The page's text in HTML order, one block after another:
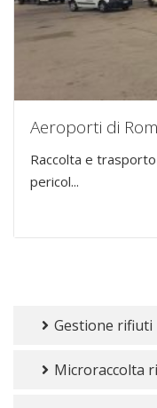
Aeroporti di
Raccolta e
pericol...
Gestione
Microraccolta